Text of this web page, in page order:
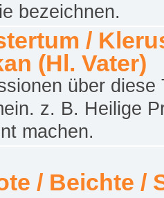
bezeichnen.
/
(Hl. Vater)
über diese
z. B. Heilige
machen.
/ Beichte /